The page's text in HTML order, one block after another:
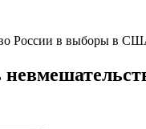
России в выборы в